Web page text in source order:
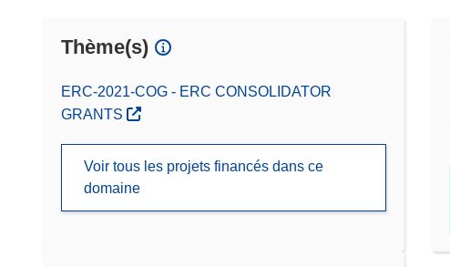
Thème(s)
ERC-2021-COG - ERC CONSOLIDATOR
GRANTS
Voir tous les projets financés dans ce
domaine